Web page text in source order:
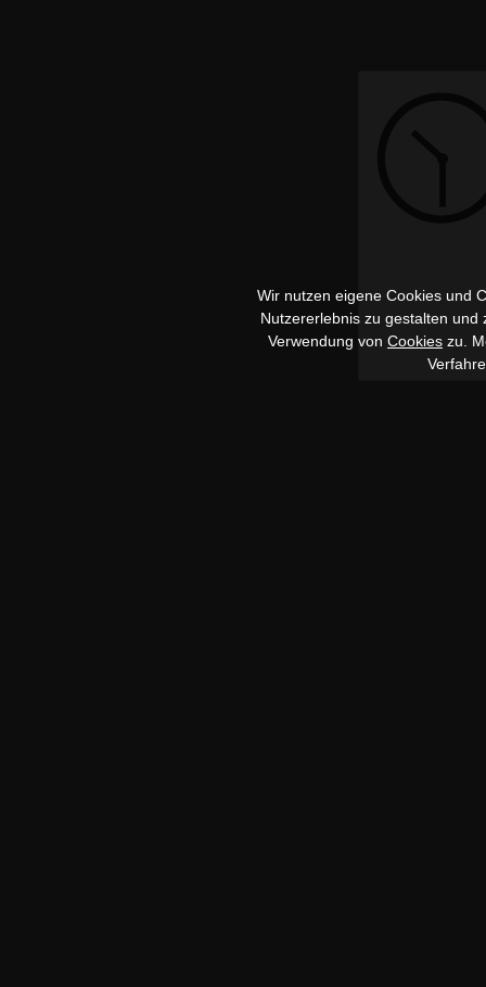
Wir nutzen eigene Cookies und
Nutzererlebnis zu gestalten
Verwendung von Cookies zu.